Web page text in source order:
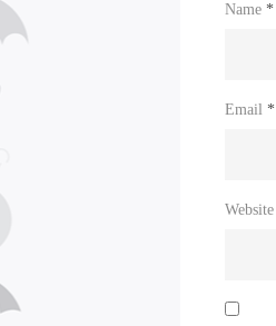
Name *
Email *
Website